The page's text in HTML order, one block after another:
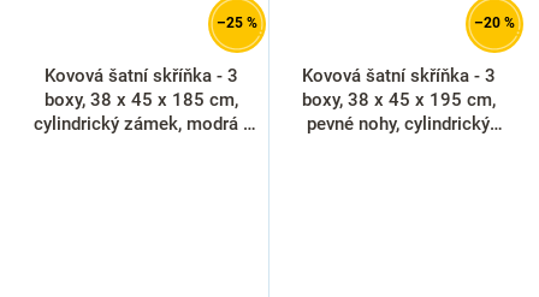
–25 %
Kovová šatní skříňka - 3
boxy, 38 x 45 x 185 cm,
cylindrický zámek, modrá -
–20 %
Kovová šatní skříňka - 3
boxy, 38 x 45 x 195 cm,
pevné nohy, cylindrický